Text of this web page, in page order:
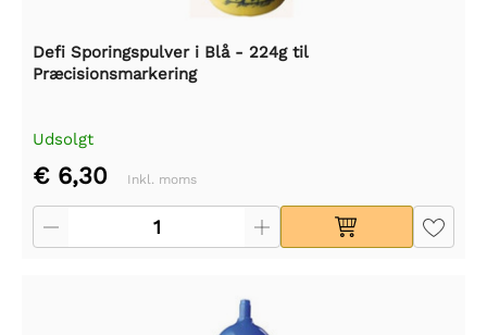
Defi Sporingspulver i Blå - 224g til
Præcisionsmarkering
Udsolgt
€ 6,30 Inkl. moms